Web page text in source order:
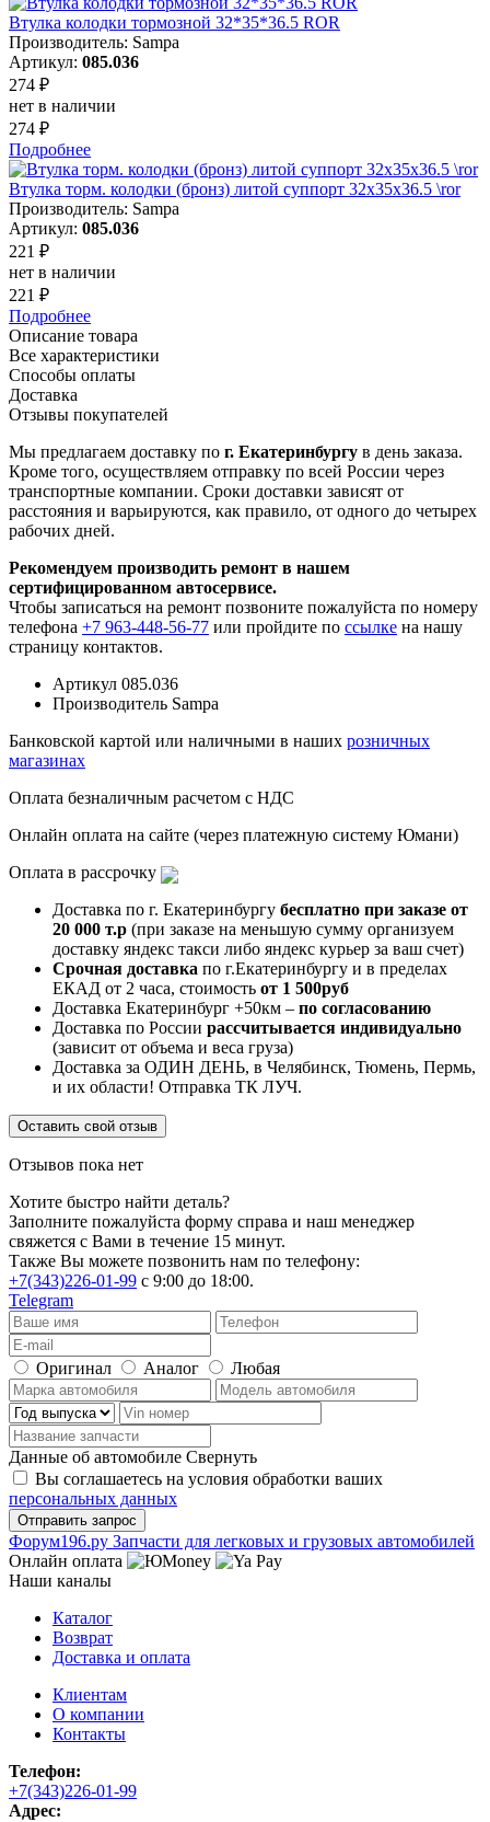
Втулка колодки тормозной 32*35*36.5 ROR
Производитель: Sampa
Артикул: 085.036
274 ₽
нет в наличии
274 ₽
Подробнее
Втулка торм. колодки (бронз) литой суппорт 32x35x36.5 \ror
Производитель: Sampa
Артикул: 085.036
221 ₽
нет в наличии
221 ₽
Подробнее
Описание товара
Все характеристики
Способы оплаты
Доставка
Отзывы покупателей
Мы предлагаем доставку по г. Екатеринбургу в день заказа.
Кроме того, осуществляем отправку по всей России через
транспортные компании. Сроки доставки зависят от
расстояния и варьируются, как правило, от одного до четырех
рабочих дней.
Рекомендуем производить ремонт в нашем
сертифицированном автосервисе.
Чтобы записаться на ремонт позвоните пожалуйста по номеру
телефона +7 963-448-56-77 или пройдите по ссылке на нашу
страницу контактов.
Артикул 085.036
Производитель Sampa
Банковской картой или наличными в наших розничных
магазинах
Оплата безналичным расчетом с НДС
Онлайн оплата на сайте (через платежную систему Юмани)
Оплата в рассрочку
Доставка по г. Екатеринбургу бесплатно при заказе от
20 000 т.р (при заказе на меньшую сумму организуем
доставку яндекс такси либо яндекс курьер за ваш счет)
Срочная доставка по г.Екатеринбургу и в пределах
ЕКАД от 2 часа, стоимость от 1 500руб
Доставка Екатеринбург +50км – по согласованию
Доставка по России рассчитывается индивидуально
(зависит от объема и веса груза)
Доставка за ОДИН ДЕНЬ, в Челябинск, Тюмень, Пермь,
и их области! Отправка ТК ЛУЧ.
Оставить свой отзыв
Отзывов пока нет
Хотите быстро найти деталь?
Заполните пожалуйста форму справа и наш менеджер
свяжется с Вами в течение 15 минут.
Также Вы можете позвонить нам по телефону:
+7(343)226-01-99 с 9:00 до 18:00.
Telegram
Оригинал Аналог Любая
Данные об автомобиле Свернуть
Вы соглашаетесь на условия обработки ваших
персональных данных
Фoрум196.ру Запчасти для легковых и грузовых автомобилей
Онлайн оплата
Наши каналы
Каталог
Возврат
Доставка и оплата
Клиентам
О компании
Контакты
Телефон:
+7(343)226-01-99
Адрес: